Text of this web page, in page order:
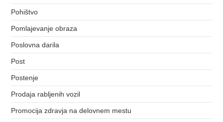
Pohištvo
Pomlajevanje obraza
Poslovna darila
Post
Postenje
Prodaja rabljenih vozil
Promocija zdravja na delovnem mestu